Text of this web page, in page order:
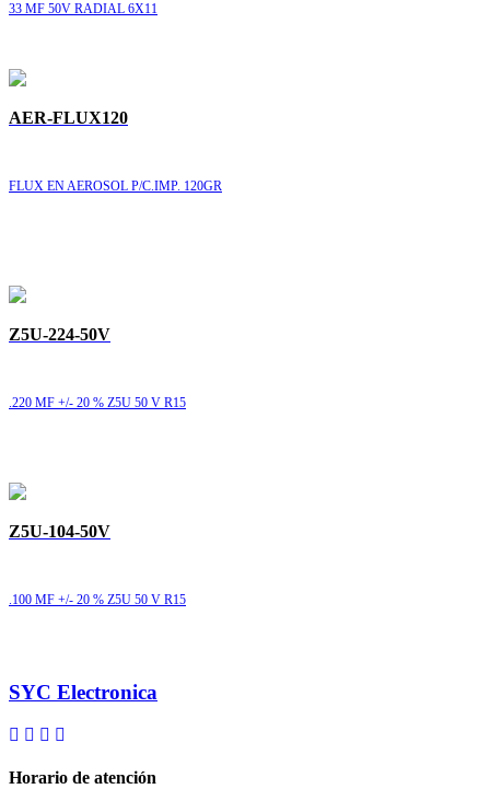
33 MF 50V RADIAL 6X11
AER-FLUX120
FLUX EN AEROSOL P/C.IMP. 120GR
Z5U-224-50V
.220 MF +/- 20 % Z5U 50 V R15
Z5U-104-50V
.100 MF +/- 20 % Z5U 50 V R15
SYC Electronica
Horario de atención